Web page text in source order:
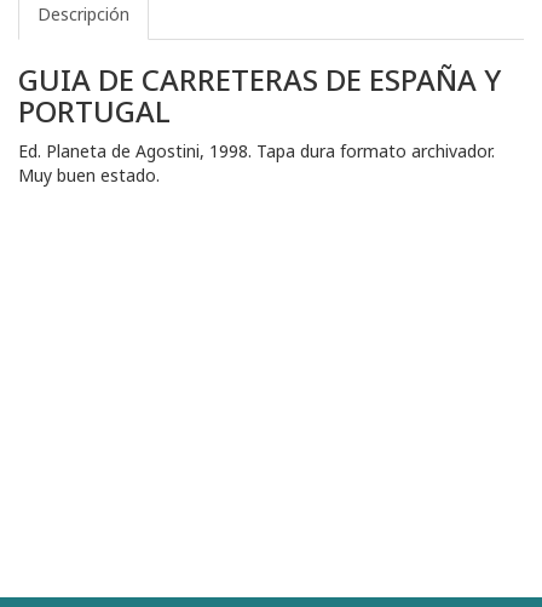
Descripción
GUIA DE CARRETERAS DE ESPAÑA Y
PORTUGAL
Ed. Planeta de Agostini, 1998. Tapa dura formato archivador.
Muy buen estado.